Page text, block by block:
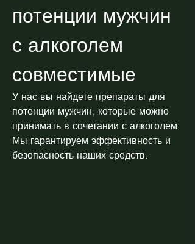
потенции мужчин
с алкоголем
совместимые
У нас вы найдете препараты для
потенции мужчин, которые можно
принимать в сочетании с алкоголем.
Мы гарантируем эффективность и
безопасность наших средств.